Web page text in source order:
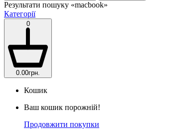
Результати пошуку «macbook»
Категорії
0
0.00грн.
Кошик
Ваш кошик порожній!
Продовжити покупки